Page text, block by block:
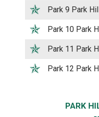
Park 9 Park
Park 10 Park
Park 11 Park
Park 12 Park
PARK